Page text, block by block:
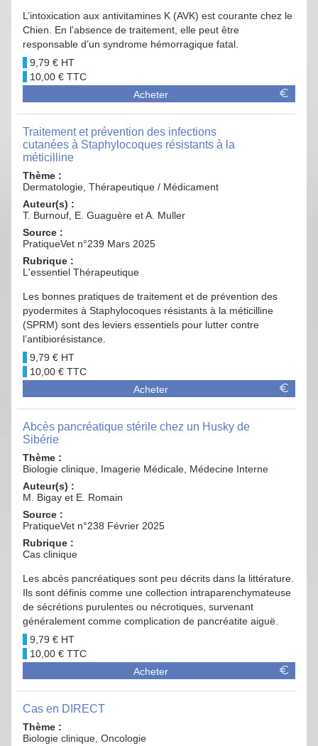
L’intoxication aux antivitamines K (AVK) est courante chez le
Chien. En l’absence de traitement, elle peut être
responsable d’un syndrome hémorragique fatal.
9,79 €
10,00 €
Acheter
Traitement et prévention des infections
cutanées à Staphylocoques résistants à la
méticilline
Thème :
Dermatologie, Thérapeutique / Médicament
Auteur(s) :
T. Burnouf, E. Guaguère et A. Muller
Source :
PratiqueVet n°239 Mars 2025
Rubrique :
L'essentiel Thérapeutique
Les bonnes pratiques de traitement et de prévention des
pyodermites à Staphylocoques résistants à la méticilline
(SPRM) sont des leviers essentiels pour lutter contre
l’antibiorésistance.
9,79 €
10,00 €
Acheter
Abcès pancréatique stérile chez un Husky de
Sibérie
Thème :
Biologie clinique, Imagerie Médicale, Médecine Interne
Auteur(s) :
M. Bigay et E. Romain
Source :
PratiqueVet n°238 Février 2025
Rubrique :
Cas clinique
Les abcès pancréatiques sont peu décrits dans la littérature.
Ils sont définis comme une collection intraparenchymateuse
de sécrétions purulentes ou nécrotiques, survenant
généralement comme complication de pancréatite aiguë.
9,79 €
10,00 €
Acheter
Cas en DIRECT
Thème :
Biologie clinique, Oncologie